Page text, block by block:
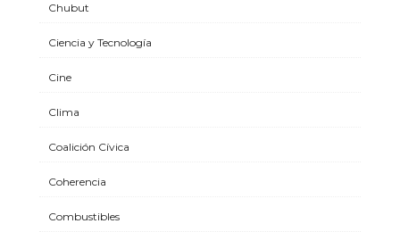
Chubut
Ciencia y Tecnología
Cine
Clima
Coalición Cívica
Coherencia
Combustibles